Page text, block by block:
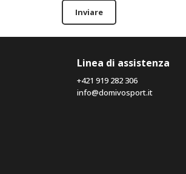
Inviare
Linea di assistenza
+421 919 282 306
info@domivosport.it